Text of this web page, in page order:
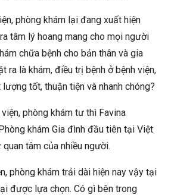
phòng khám lại đang xuất hiện
tâm lý hoang mang cho mọi người
chữa bệnh cho bản thân và gia
ra là khám, điều trị bệnh ở bệnh viện,
tốt, thuận tiện và nhanh chóng?
phòng khám tư thì Favina
khám Gia đình đầu tiên tại Việt
tâm của nhiều người.
phòng khám trải dài hiện nay vậy tại
được lựa chọn. Có gì bên trong